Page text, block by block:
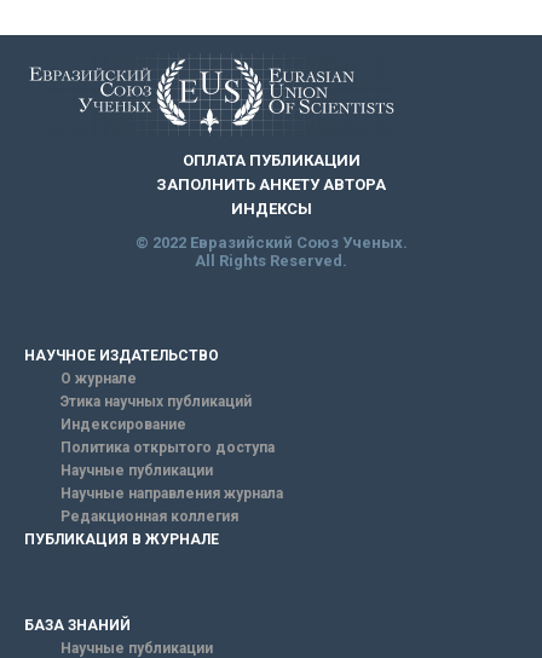
ОПЛАТА ПУБЛИКАЦИИ
ЗАПОЛНИТЬ АНКЕТУ АВТОРА
ИНДЕКСЫ
© 2022 Евразийский Союз Ученых.
All Rights Reserved.
НАУЧНОЕ ИЗДАТЕЛЬСТВО
О журнале
Этика научных публикаций
Индексирование
Политика открытого доступа
Научные публикации
Научные направления журнала
Редакционная коллегия
ПУБЛИКАЦИЯ В ЖУРНАЛЕ
БАЗА ЗНАНИЙ
Научные публикации